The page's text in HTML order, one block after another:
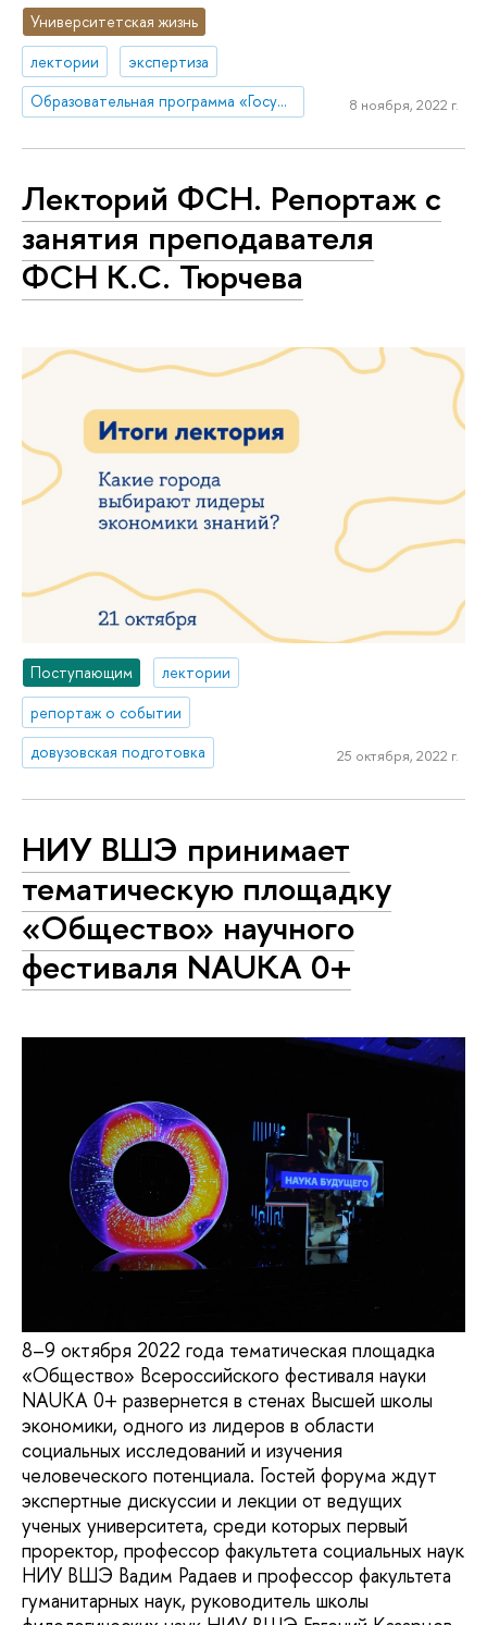
Университетская жизнь
лектории
экспертиза
Образовательная программа «Государственное и муниципальное управление»
8 ноября, 2022 г.
Лекторий ФСН. Репортаж с
занятия преподавателя
ФСН К.С. Тюрчева
Поступающим
лектории
репортаж о событии
довузовская подготовка
25 октября, 2022 г.
НИУ ВШЭ принимает
тематическую площадку
«Общество» научного
фестиваля NAUKA 0+
8–9 октября 2022 года тематическая площадка
«Общество» Всероссийского фестиваля науки
NAUKA 0+ развернется в стенах Высшей школы
экономики, одного из лидеров в области
социальных исследований и изучения
человеческого потенциала. Гостей форума ждут
экспертные дискуссии и лекции от ведущих
ученых университета, среди которых первый
проректор, профессор факультета социальных наук
НИУ ВШЭ Вадим Радаев и профессор факультета
гуманитарных наук, руководитель школы